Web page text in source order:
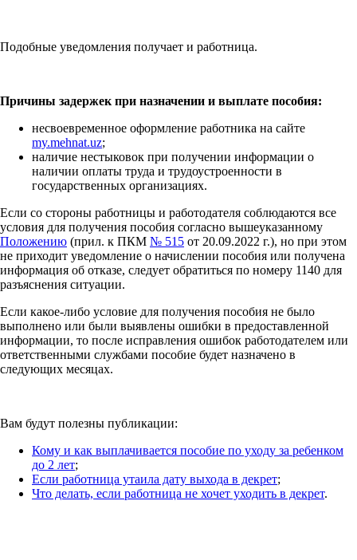
Подобные уведомления получает и работница.
Причины задержек при назначении и выплате пособия:
несвоевременное оформление работника на сайте
my.mehnat.uz;
наличие нестыковок при получении информации о
наличии оплаты труда и трудоустроенности в
государственных организациях.
Если со стороны работницы и работодателя соблюдаются все
условия для получения пособия согласно вышеуказанному
Положению (прил. к ПКМ № 515 от 20.09.2022 г.), но при этом
не приходит уведомление о начислении пособия или получена
информация об отказе, следует обратиться по номеру 1140 для
разъяснения ситуации.
Если какое-либо условие для получения пособия не было
выполнено или были выявлены ошибки в предоставленной
информации, то после исправления ошибок работодателем или
ответственными службами пособие будет назначено в
следующих месяцах.
Вам будут полезны публикации:
Кому и как выплачивается пособие по уходу за ребенком
до 2 лет;
Если работница утаила дату выхода в декрет;
Что делать, если работница не хочет уходить в декрет.